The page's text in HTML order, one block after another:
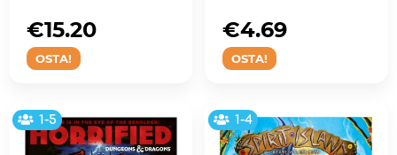
OSTA!
€15.20
avaruustar...
OSTA!
€4.69
1-5 1-4